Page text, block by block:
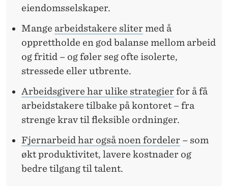
eiendomsselskaper.
Mange arbeidstakere sliter med å
opprettholde en god balanse mellom arbeid
og fritid – og føler seg ofte isolerte,
stressede eller utbrente.
Arbeidsgivere har ulike strategier for å få
arbeidstakere tilbake på kontoret – fra
strenge krav til fleksible ordninger.
Fjernarbeid har også noen fordeler – som
økt produktivitet, lavere kostnader og
bedre tilgang til talent.